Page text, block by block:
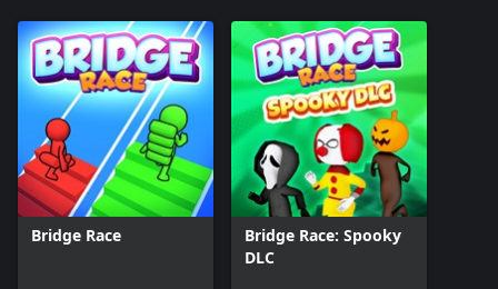
Bridge Race
Bridge Race: Spooky
DLC